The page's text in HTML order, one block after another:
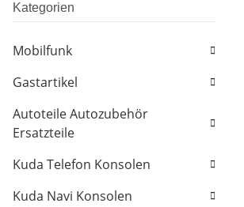
Kategorien
Mobilfunk
Gastartikel
Autoteile Autozubehör
Ersatzteile
Kuda Telefon Konsolen
Kuda Navi Konsolen